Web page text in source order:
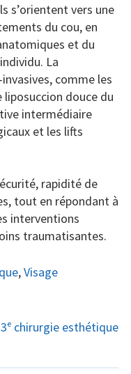
s’orientent vers une
du cou, en
et du
La
comme les
liposuccion douce du
intermédiaire
et les lifts
rapidité de
tout en répondant à
interventions
traumatisantes.
,Visage
chirurgie esthétique